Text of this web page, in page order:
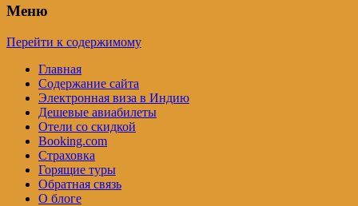
Меню
Перейти к содержимому
Главная
Содержание сайта
Электронная виза в Индию
Дешевые авиабилеты
Отели со скидкой
Booking.com
Страховка
Горящие туры
Обратная связь
О блоге